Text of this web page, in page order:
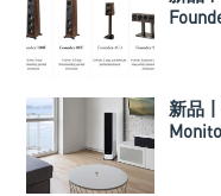
新品